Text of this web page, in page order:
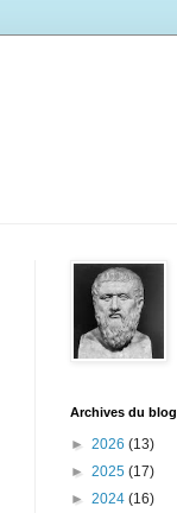
Archives du blog
► 2026 (13)
► 2025 (17)
► 2024 (16)